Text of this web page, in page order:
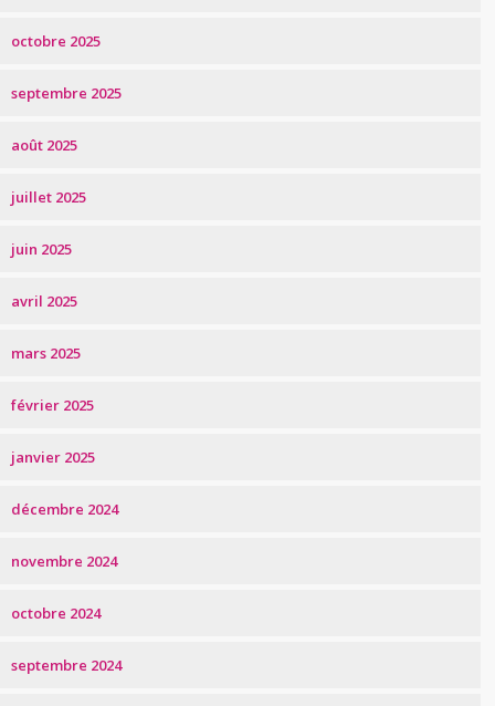
octobre 2025
septembre 2025
août 2025
juillet 2025
juin 2025
avril 2025
mars 2025
février 2025
janvier 2025
décembre 2024
novembre 2024
octobre 2024
septembre 2024